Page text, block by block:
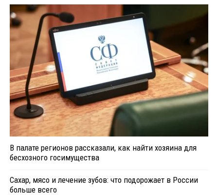
В палате регионов рассказали, как найти хозяина для
бесхозного госимущества
Сахар, мясо и лечение зубов: что подорожает в России
больше всего